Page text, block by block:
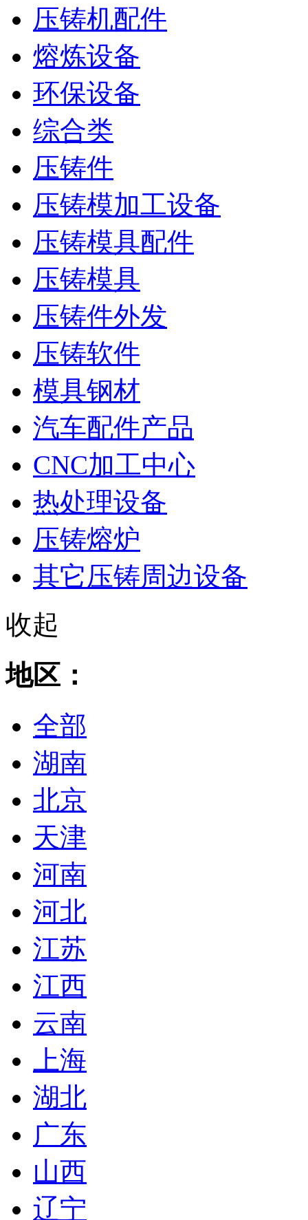
压铸机配件
熔炼设备
环保设备
综合类
压铸件
压铸模加工设备
压铸模具配件
压铸模具
压铸件外发
压铸软件
模具钢材
汽车配件产品
CNC加工中心
热处理设备
压铸熔炉
其它压铸周边设备
收起
地区：
全部
湖南
北京
天津
河南
河北
江苏
江西
云南
上海
湖北
广东
山西
辽宁